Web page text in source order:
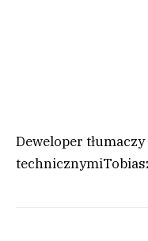
Deweloper
technicznymi